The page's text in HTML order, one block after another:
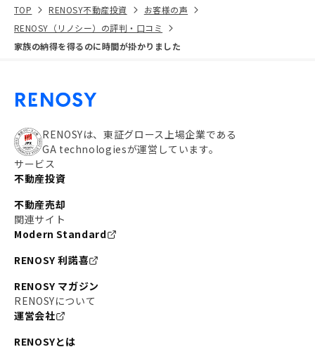
TOP RENOSY不動産投資
お客様の声
RENOSY（リノシー）の評判・口コミ
家族の納得を得るのに時間が掛かりました
RENOSYは、東証グロース上場企業である
GA technologiesが運営しています。
サービス
不動産投資
不動産売却
関連サイト
Modern Standard
RENOSY 利諾喜
RENOSY マガジン
RENOSYについて
運営会社
RENOSYとは